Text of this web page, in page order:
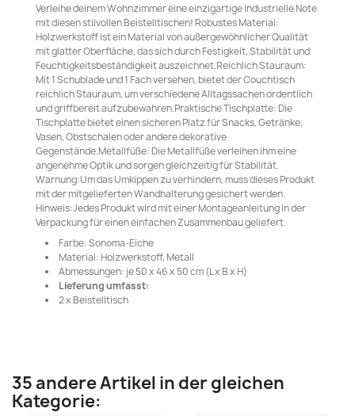
Verleihe deinem Wohnzimmer eine einzigartige industrielle Note
mit diesen stilvollen Beistelltischen! Robustes Material:
Holzwerkstoff ist ein Material von außergewöhnlicher Qualität
mit glatter Oberfläche, das sich durch Festigkeit, Stabilität und
Feuchtigkeitsbeständigkeit auszeichnet.Reichlich Stauraum:
Mit 1 Schublade und 1 Fach versehen, bietet der Couchtisch
reichlich Stauraum, um verschiedene Alltagssachen ordentlich
und griffbereit aufzubewahren.Praktische Tischplatte: Die
Tischplatte bietet einen sicheren Platz für Snacks, Getränke,
Vasen, Obstschalen oder andere dekorative
Gegenstände.Metallfüße: Die Metallfüße verleihen ihm eine
angenehme Optik und sorgen gleichzeitig für Stabilität.
Warnung:Um das Umkippen zu verhindern, muss dieses Produkt
mit der mitgelieferten Wandhalterung gesichert werden.
Hinweis:Jedes Produkt wird mit einer Montageanleitung in der
Verpackung für einen einfachen Zusammenbau geliefert.
Farbe: Sonoma-Eiche
Material: Holzwerkstoff, Metall
Abmessungen: je 50 x 46 x 50 cm (L x B x H)
Lieferung umfasst:
2 x Beistelltisch
35 andere Artikel in der gleichen
Kategorie: